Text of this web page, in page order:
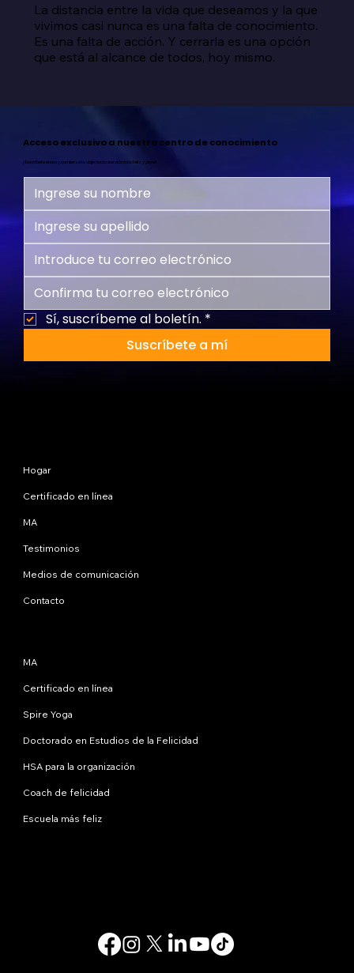
La distancia entre la vida que deseamos y la que
vivimos casi nunca es una falta de conocimiento.
Es una falta de acción. Y cerrarla es una opción
que está al alcance de todos, hoy mismo.
Acceso exclusivo a nuestro centro de conocimiento
¡Suscríbete ahora y comienza tu viaje hacia una vida más feliz y plena!
Sí, suscríbeme al boletín. *
Suscríbete a mí
Hogar
Certificado en línea
MA
Testimonios
Medios de comunicación
Contacto
MA
Certificado en línea
Spire Yoga
Doctorado en Estudios de la Felicidad
HSA para la organización
Coach de felicidad
Escuela más feliz